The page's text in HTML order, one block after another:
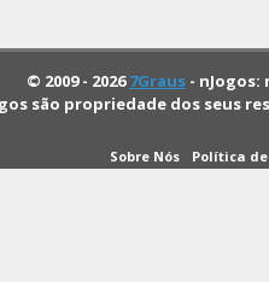
© 2009 - 20267Graus -
são propriedade dos seus
Sobre Nós Política